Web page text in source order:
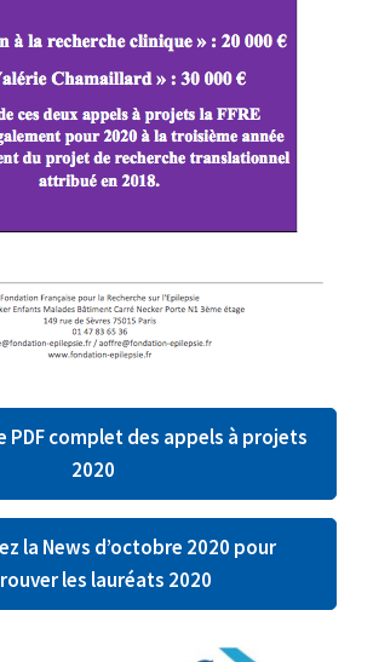
PDF complet des appels à projets
2020
la News d’octobre 2020 pour
les lauréats 2020